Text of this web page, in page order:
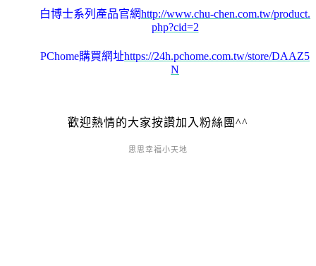
白博士系列產品官網http://www.chu-chen.com.tw/product.
php?cid=2
PChome購買網址https://24h.pchome.com.tw/store/DAAZ5
N
歡迎熱情的大家按讚加入粉絲團^^
思思幸福小天地